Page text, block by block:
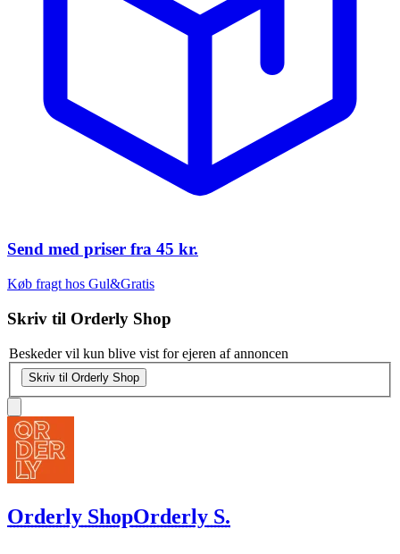
Send med priser fra 45 kr.
Køb fragt hos Gul&Gratis
Skriv til Orderly Shop
Beskeder vil kun blive vist for ejeren af annoncen
Skriv til Orderly Shop
Orderly ShopOrderly S.